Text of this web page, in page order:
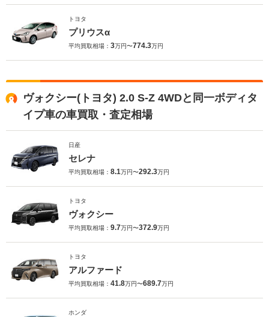
トヨタ
プリウスα
平均買取相場： 3万円〜774.3万円
ヴォクシー(トヨタ) 2.0 S-Z 4WDと同一ボディタ
イプ車の車買取・査定相場
日産
セレナ
平均買取相場： 8.1万円〜292.3万円
トヨタ
ヴォクシー
平均買取相場： 9.7万円〜372.9万円
トヨタ
アルファード
平均買取相場： 41.8万円〜689.7万円
ホンダ